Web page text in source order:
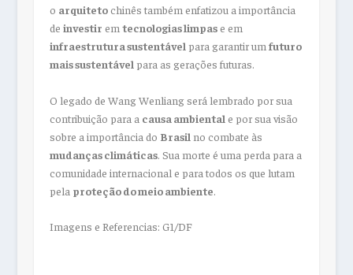
o arquitetochinês também enfatizou a importância
de investir em tecnologias limpase em
infraestrutura sustentável para garantir um futuro
mais sustentável para as gerações futuras.
O legado de Wang Wenliang será lembrado por sua
contribuição para a causa ambiental e por sua visão
sobre a importância do Brasil no combate às
mudanças climáticas. Sua morte é uma perda para a
comunidade internacional e para todos os que lutam
pela proteção do meio ambiente.
Imagens e Referencias: G1/DF